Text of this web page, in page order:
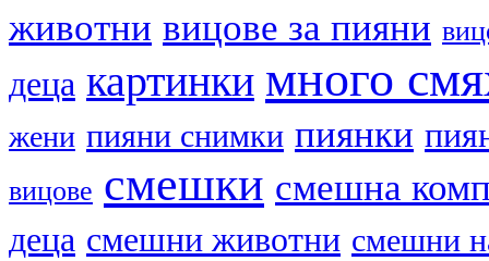
животни вицове за пияни
деца картинки много
жени пияни снимки пиянки
вицове смешки смешна
деца смешни животни смешни